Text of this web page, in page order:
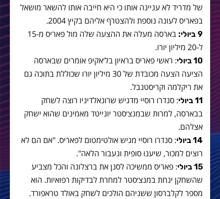
של מדריד לא עניינה אותו כי היא חייבה אותו להשאר מושאל
בפאריס לעונה נוספת ולהצטרף אליהם בקיץ 2004.
9 ביולי:
בארסה מעלה את ההצעה שלה מול פאריס מ-15
ל-20 מיליון יורו.
10 ביולי
: ראשי פאריס בראיון בל׳אקיפ אומרים שבארסה
הציעה הצעה מכובדת של 30 מיליון יורו שכוללת בתוכה גם
את ריקלמה וקריסטנבל.
11 ביולי
: סנדרו רוסיי מדגיש שרונאלדיניו רוצה לשחק
בבארסה, למרות שבמנצ׳סטר יונייטד מאמינים שהוא ישחק
אצלהם.
14 ביולי
: סנדרו רוסיי מגיש אולטימטום לפאריס. "אם הם לא
רוצים למכור, שיענו סופית ונעבור הלאה".
15 ביולי
: פאריס ממשיכה לסנן את ברצלונה והכל מצביע
שהשחקן ינחת במנצ׳סטר למחרת לבדיקות רפואיות. הוא
מספר לקלברסון ששניהם הולכים לשחק באולד טראפורד.